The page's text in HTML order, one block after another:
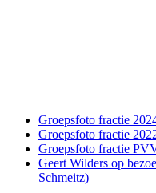
Groepsfoto fractie
Groepsfoto fractie
Groepsfoto fractie
Geert Wilders op
Schmeitz)